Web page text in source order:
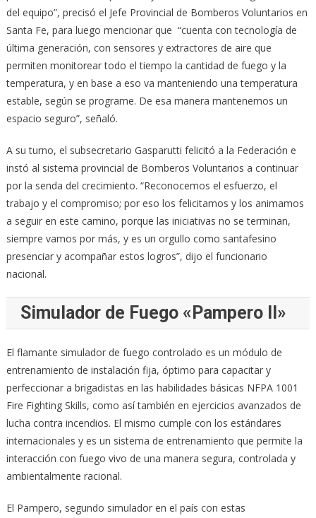
del equipo”, precisó el Jefe Provincial de Bomberos Voluntarios en
Santa Fe, para luego mencionar que “cuenta con tecnología de
última generación, con sensores y extractores de aire que
permiten monitorear todo el tiempo la cantidad de fuego y la
temperatura, y en base a eso va manteniendo una temperatura
estable, según se programe. De esa manera mantenemos un
espacio seguro”, señaló.
A su turno, el subsecretario Gasparutti felicitó a la Federación e
instó al sistema provincial de Bomberos Voluntarios a continuar
por la senda del crecimiento. “Reconocemos el esfuerzo, el
trabajo y el compromiso; por eso los felicitamos y los animamos
a seguir en este camino, porque las iniciativas no se terminan,
siempre vamos por más, y es un orgullo como santafesino
presenciar y acompañar estos logros”, dijo el funcionario
nacional.
Simulador de Fuego «Pampero II»
El flamante simulador de fuego controlado es un módulo de
entrenamiento de instalación fija, óptimo para capacitar y
perfeccionar a brigadistas en las habilidades básicas NFPA 1001
Fire Fighting Skills, como así también en ejercicios avanzados de
lucha contra incendios. El mismo cumple con los estándares
internacionales y es un sistema de entrenamiento que permite la
interacción con fuego vivo de una manera segura, controlada y
ambientalmente racional.
El Pampero, segundo simulador en el país con estas